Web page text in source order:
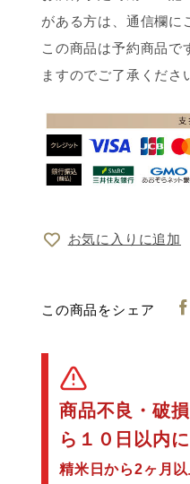
賞味期限
1-2ヶ
期間
注意事項
産地
面に
てい
お米の黒い点
まれにお米に黒い
稲の生育中に虫や
影響を受けたもので
お米の色
こ
龍の瞳®は、玄米の
なるべく残した独自
がある方は、通信欄に
この商品は予約商品で
ますのでご了承くださ
お気に入りに追加
この商品をシェア
商品不良・破
ら１０日以内
精米日から2ヶ月